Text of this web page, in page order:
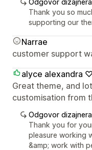
Thank you so
supporting our
Narrae
customer support
alyce alexandra ♡
Great theme, and
customisation from
Odgovor dizajnera
Thank you for
pleasure working
&amp; work with